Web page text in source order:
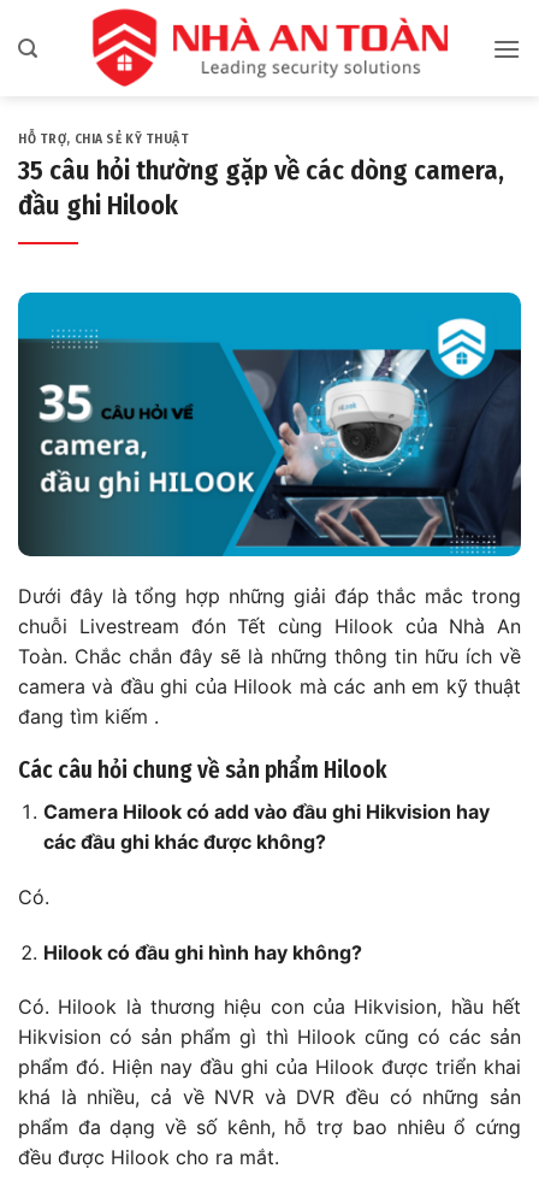
qua
HỖ TRỢ, CHIA SẺ KỸ THUẬT
35 câu hỏi thường gặp về các dòng camera,
đầu ghi Hilook
Dưới đây là tổng hợp những giải đáp thắc mắc trong
chuỗi Livestream đón Tết cùng Hilook của Nhà An
Toàn. Chắc chắn đây sẽ là những thông tin hữu ích về
camera và đầu ghi của Hilook mà các anh em kỹ thuật
đang tìm kiếm .
Các câu hỏi chung về sản phẩm Hilook
Camera Hilook có add vào đầu ghi Hikvision hay
các đầu ghi khác được không?
Có.
Hilook có đầu ghi hình hay không?
Có. Hilook là thương hiệu con của Hikvision, hầu hết
Hikvision có sản phẩm gì thì Hilook cũng có các sản
phẩm đó. Hiện nay đầu ghi của Hilook được triển khai
khá là nhiều, cả về NVR và DVR đều có những sản
phẩm đa dạng về số kênh, hỗ trợ bao nhiêu ổ cứng
đều được Hilook cho ra mắt.